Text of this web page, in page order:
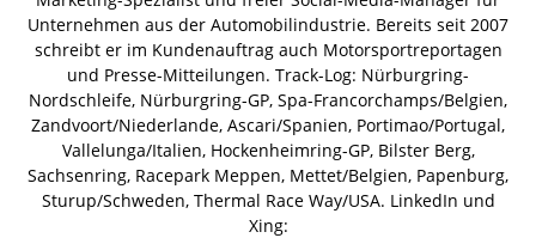
Unternehmen aus der Automobilindustrie. Bereits seit 2007
schreibt er im Kundenauftrag auch Motorsportreportagen
und Presse-Mitteilungen. Track-Log: Nürburgring-
Nordschleife, Nürburgring-GP, Spa-Francorchamps/Belgien,
Zandvoort/Niederlande, Ascari/Spanien, Portimao/Portugal,
Vallelunga/Italien, Hockenheimring-GP, Bilster Berg,
Sachsenring, Racepark Meppen, Mettet/Belgien, Papenburg,
Sturup/Schweden, Thermal Race Way/USA. LinkedIn und
Xing: